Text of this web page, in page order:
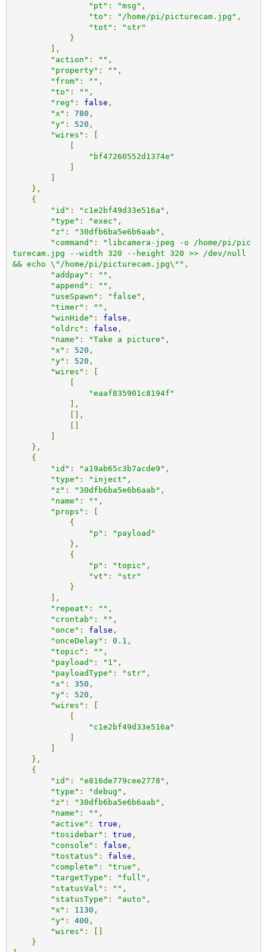
"pt" : "msg" ,
"to" : "/home/pi/picturecam.jpg" ,
"tot" :
"str"
}
],
"action" : "" ,
"property" : "" ,
"from" : "" ,
"to" : "" ,
"reg" : false ,
"x" : 780 ,
"y" : 520 ,
"wires" :
"bf47260552d1374e"
},
{
"id" : "c1e2bf49d33e516a" ,
"type" : "exec" ,
"z" : "30dfb6ba5e6b6aab" ,
"command" :
"libcamera-jpeg -o /home/pi/pic
turecam.jpg --width 320 --height 320 >> /dev/null
&& echo \"/home/pi/picturecam.jpg\"" ,
"addpay" : "" ,
"append" : "" ,
"useSpawn" : "false" ,
"timer" : "" ,
"winHide" : false ,
"oldrc" : false ,
"name" : "Take a picture" ,
"x" : 520 ,
"y" : 520 ,
"wires" :
"eaaf835901c8194f"
],
[],
},
{
"id" : "a19ab65c3b7acde9" ,
"type" : "inject" ,
"z" : "30dfb6ba5e6b6aab" ,
"name" : "" ,
"props" :
{
"p" :
"payload"
},
{
"p" : "topic" ,
"vt" :
"str"
}
],
"repeat" : "" ,
"crontab" : "" ,
"once" : false ,
"onceDelay" : 0.1 ,
"topic" : "" ,
"payload" : "1" ,
"payloadType" : "str" ,
"x" : 350 ,
"y" : 520 ,
"wires" :
"c1e2bf49d33e516a"
},
{
"id" : "e816de779cee2778" ,
"type" : "debug" ,
"z" : "30dfb6ba5e6b6aab" ,
"name" : "" ,
"active" : true ,
"tosidebar" : true ,
"console" : false ,
"tostatus" : false ,
"complete" : "true" ,
"targetType" : "full" ,
"statusVal" : "" ,
"statusType" : "auto" ,
"x" : 1130 ,
"y" : 400 ,
"wires" :
}